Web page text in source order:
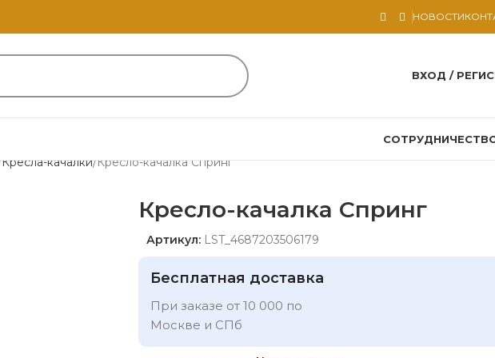
НОВОСТИ
ВХОД /
Кресла-качалки Кресло-качалка Спринг
Кресло-качалка Спринг
Артикул: LST_4687203506179
Бесплатная доставка
При заказе от 10 000 по
Москве и СПб